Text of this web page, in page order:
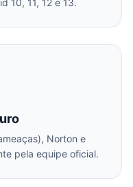
10, 11, 12 e 13.
Norton e
pela equipe oficial.